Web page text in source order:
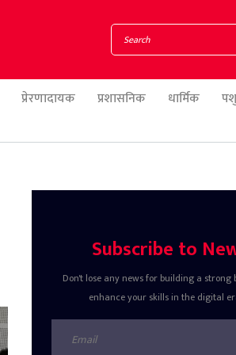
प्रेरणादायक प्रशासनिक धार्मिक
Subscribe to
Don't lose any news for building a strong
enhance your skills in the digital